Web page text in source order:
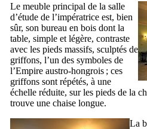
Le meuble principal de la salle
d’étude de l’impératrice est, bien
sûr, son bureau en bois dont la
table, simple et légère, contraste
avec les pieds massifs, sculptés de
griffons, l’un des symboles de
l’Empire austro-hongrois ; ces
griffons sont répétés, à une
échelle réduite, sur les pieds de la
trouve une chaise longue.
La